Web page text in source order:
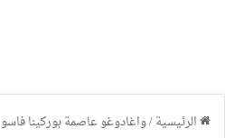
الرئيسية/واغادوغو عاصمة بوركينا فاسو